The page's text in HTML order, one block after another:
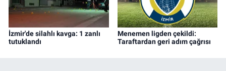
İzmir'de silahlı kavga: 1 zanlı
tutuklandı
Menemen ligden çekildi:
Taraftardan geri adım çağrısı